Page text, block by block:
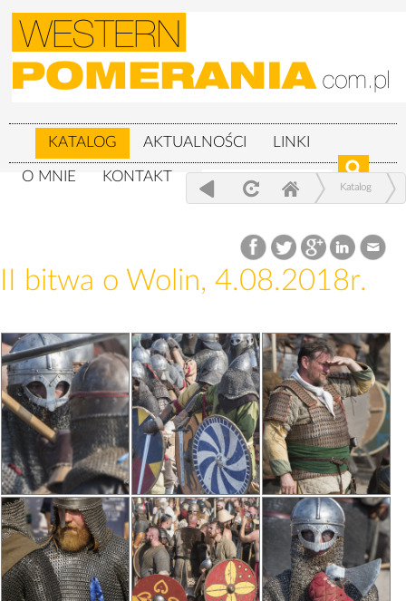
KATALOG AKTUALNOŚCI LINKI
O MNIE KONTAKT
Katalog
5.08.2018r.
II bitwa o Wolin, 4.08.2018r.
II bitwa o Wolin, 4.08.2018r.